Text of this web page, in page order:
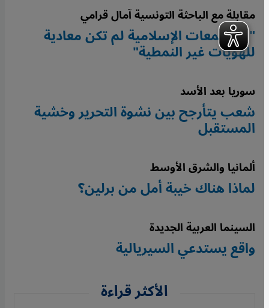
مقابلة مع الباحثة التونسية آمال قرامي
"المجتمعات الإسلامية لم تكن معادية
للهويات غير النمطية"
سوريا بعد الأسد
شعب يتأرجح بين نشوة التحرير وخشية
المستقبل
ألمانيا والشرق الأوسط
لماذا هناك خيبة أمل من برلين؟
السينما العربية الجديدة
واقع يستدعي السيريالية
الأكثر قراءة